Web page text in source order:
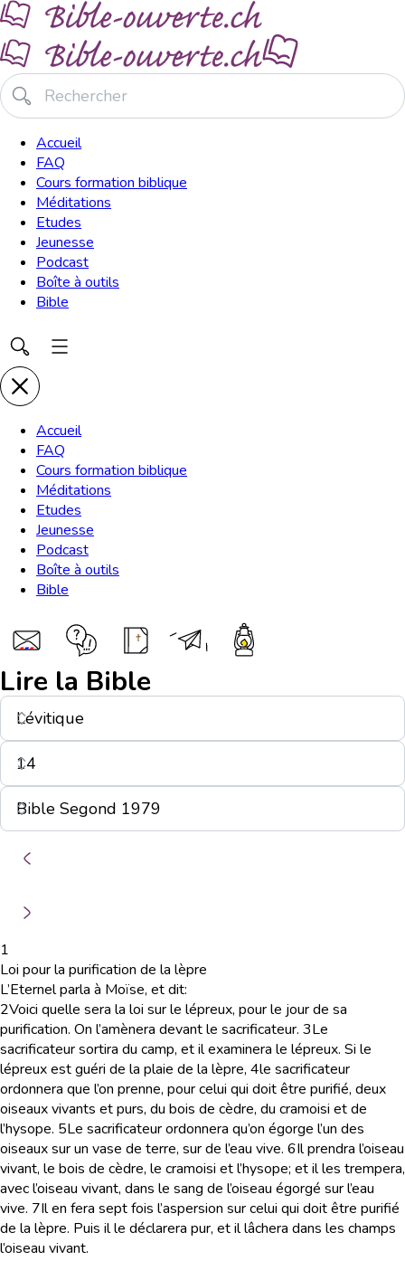
Accueil
FAQ
Cours formation biblique
Méditations
Etudes
Jeunesse
Podcast
Boîte à outils
Bible
Accueil
FAQ
Cours formation biblique
Méditations
Etudes
Jeunesse
Podcast
Boîte à outils
Bible
Lire la Bible
1
Loi pour la purification de la lèpre
L’Eternel parla à Moïse, et dit:
2Voici quelle sera la loi sur le lépreux, pour le jour de sa
purification. On l’amènera devant le sacrificateur. 3Le
sacrificateur sortira du camp, et il examinera le lépreux. Si le
lépreux est guéri de la plaie de la lèpre, 4le sacrificateur
ordonnera que l’on prenne, pour celui qui doit être purifié, deux
oiseaux vivants et purs, du bois de cèdre, du cramoisi et de
l’hysope. 5Le sacrificateur ordonnera qu’on égorge l’un des
oiseaux sur un vase de terre, sur de l’eau vive. 6Il prendra l’oiseau
vivant, le bois de cèdre, le cramoisi et l’hysope; et il les trempera,
avec l’oiseau vivant, dans le sang de l’oiseau égorgé sur l’eau
vive. 7Il en fera sept fois l’aspersion sur celui qui doit être purifié
de la lèpre. Puis il le déclarera pur, et il lâchera dans les champs
l’oiseau vivant.